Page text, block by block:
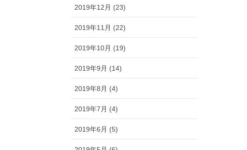
2019年12月 (23)
2019年11月 (22)
2019年10月 (19)
2019年9月 (14)
2019年8月 (4)
2019年7月 (4)
2019年6月 (5)